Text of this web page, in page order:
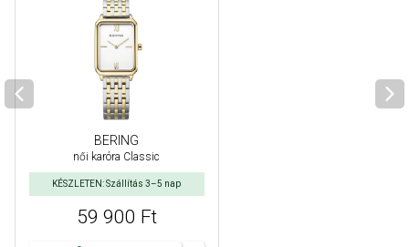
BERING
női karóra Classic
KÉSZLETEN: Szállítás 3–5 nap
59 900 Ft